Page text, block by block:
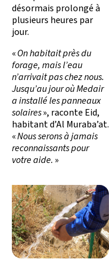
désormais prolongé à
plusieurs heures par
jour.
«On habitait près du
forage, mais l’eau
n’arrivait pas chez nous.
Jusqu’au jour où Medair
a installé les panneaux
solaires», raconte Eid,
habitant d’Al Muraba’at.
«Nous serons à jamais
reconnaissants pour
votre aide. »